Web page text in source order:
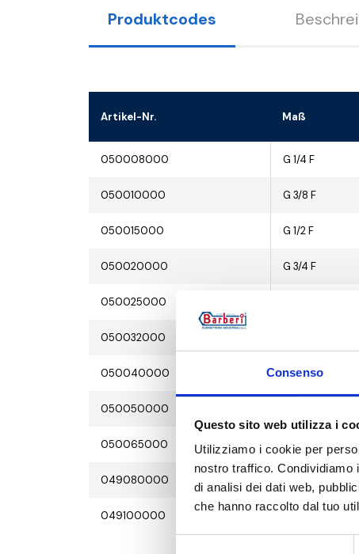
Consenso
Questo sito web utilizza i
Utilizziamo i cookie per
nostro traffico.
di analisi dei dati web,
che hanno raccolto dal tuo
Produktcodes
Artikel-Nr. Maß
050008000 G 1/4 F
050010000 G 3/8 F
050015000 G 1/2 F
050020000 G 3/4 F
050025000
050032000
050040000 G 1 1/2 F
050050000
050065000 G 2 1/2 F
049080000 G 3 F
049100000